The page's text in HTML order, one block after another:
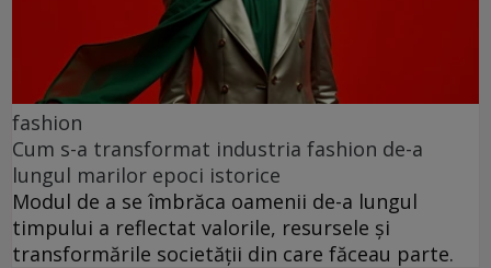
fashion
Cum s-a transformat industria fashion de-a
lungul marilor epoci istorice
Modul de a se îmbrăca oamenii de-a lungul
timpului a reflectat valorile, resursele și
transformările societății din care făceau parte.